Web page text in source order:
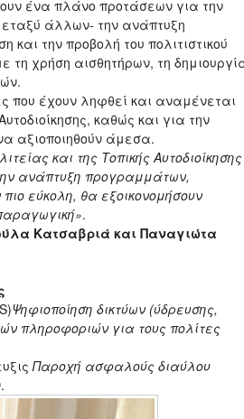
ένα πλάνο προτάσεων για την
άλλων- την ανάπτυξη
την προβολή του πολιτιστικού
τη χρήση αισθητήρων, τη
που έχουν ληφθεί και αναμένεται
καθώς και για την
αξιοποιηθούν άμεσα.
και της Τοπικής Αυτοδιοίκησης
ανάπτυξη προγραμμάτων,
εύκολη, θα εξοικονομήσουν
.
Κατσαβριά και Παναγιώτα
Ψηφιοποίηση δικτύων (ύδρευσης,
πληροφοριών για τους πολίτες
Παροχή ασφαλούς διαύλου